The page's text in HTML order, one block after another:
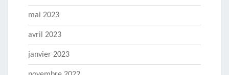
mai 2023
avril 2023
janvier 2023